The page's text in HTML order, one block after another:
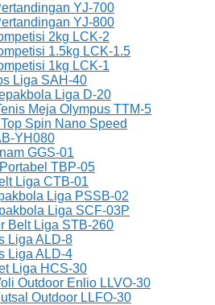
YJ-700
YJ-800
2kg LCK-2
1.5kg LCK-1.5
1kg LCK-1
Liga SAH-40
Liga D-20
Meja Olympus TTM-5
Spin Nano Speed
YH080
GGS-01
TBP-05
Liga CTB-01
Liga PSSB-02
Liga SCF-03P
Belt Liga STB-260
Liga ALD-8
Liga ALD-4
Liga HCS-30
Outdoor Enlio LLVO-30
Outdoor LLFO-30